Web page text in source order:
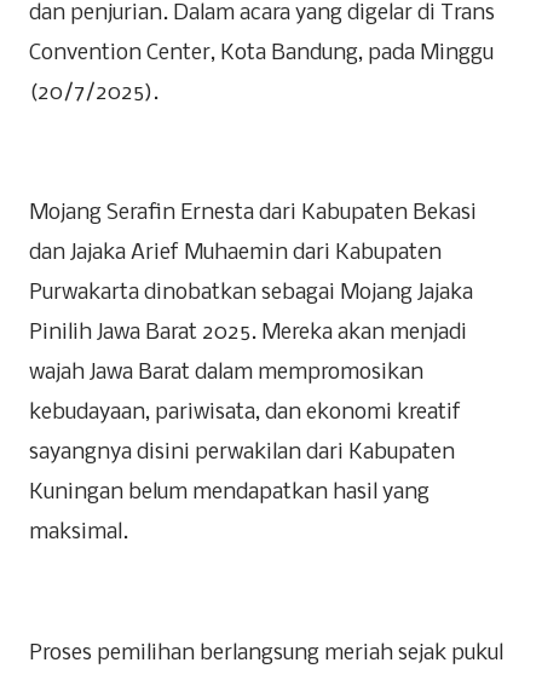
dan penjurian. Dalam acara yang digelar di Trans
Convention Center, Kota Bandung, pada Minggu
(20/7/2025).
Mojang Serafin Ernesta dari Kabupaten Bekasi
dan Jajaka Arief Muhaemin dari Kabupaten
Purwakarta dinobatkan sebagai Mojang Jajaka
Pinilih Jawa Barat 2025. Mereka akan menjadi
wajah Jawa Barat dalam mempromosikan
kebudayaan, pariwisata, dan ekonomi kreatif
sayangnya disini perwakilan dari Kabupaten
Kuningan belum mendapatkan hasil yang
maksimal.
Proses pemilihan berlangsung meriah sejak pukul